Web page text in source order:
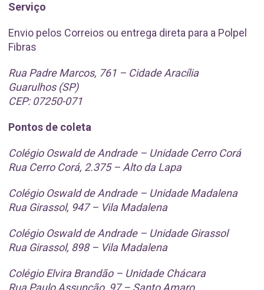
Serviço
Envio pelos Correios ou entrega direta para a Polpel
Fibras
Rua Padre Marcos, 761 – Cidade Aracília
Guarulhos (SP)
CEP: 07250-071
Pontos de coleta
Colégio Oswald de Andrade – Unidade Cerro Corá
Rua Cerro Corá, 2.375 – Alto da Lapa
Colégio Oswald de Andrade – Unidade Madalena
Rua Girassol, 947 – Vila Madalena
Colégio Oswald de Andrade – Unidade Girassol
Rua Girassol, 898 – Vila Madalena
Colégio Elvira Brandão – Unidade Chácara